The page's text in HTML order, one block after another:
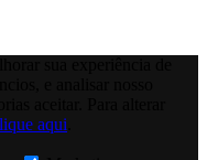
aqui